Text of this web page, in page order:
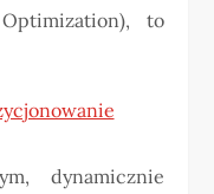
to
dynamicznie